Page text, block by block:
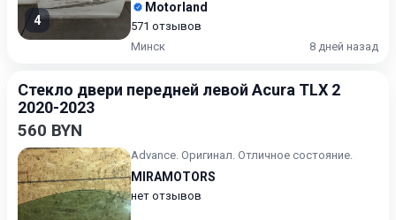
4
Motorland
571 отзывов
Минск
8 дней назад
Стекло двери передней левой Acura TLX 2
2020-2023
560 BYN
Advance. Оригинал. Отличное состояние.
MIRAMOTORS
нет отзывов